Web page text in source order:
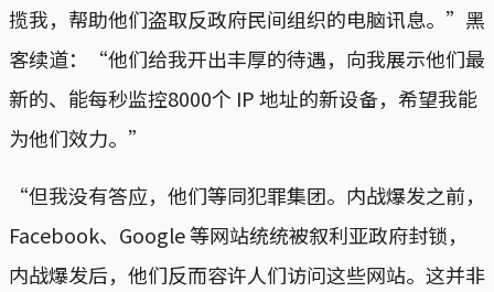
揽我，帮助他们盗取反政府民间组织的电脑讯息。”黑
客续道：“他们给我开出丰厚的待遇，向我展示他们最
新的、能每秒监控8000个 IP 地址的新设备，希望我能
为他们效力。”
“但我没有答应，他们等同犯罪集团。内战爆发之前，
Facebook、Google 等网站统统被叙利亚政府封锁，
内战爆发后，他们反而容许人们访问这些网站。这并非